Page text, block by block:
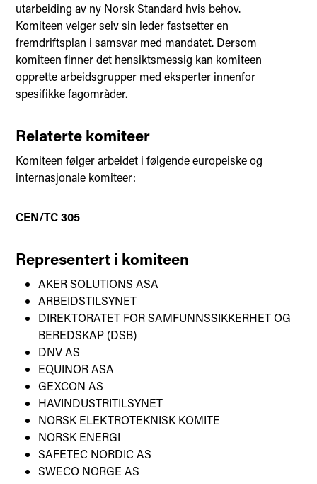
utarbeiding av ny Norsk Standard hvis behov.
Komiteen velger selv sin leder fastsetter en
fremdriftsplan i samsvar med mandatet. Dersom
komiteen finner det hensiktsmessig kan komiteen
opprette arbeidsgrupper med eksperter innenfor
spesifikke fagområder.
Relaterte komiteer
Komiteen følger arbeidet i følgende europeiske og
internasjonale komiteer:
CEN/TC 305
Representert i komiteen
AKER SOLUTIONS ASA
ARBEIDSTILSYNET
DIREKTORATET FOR SAMFUNNSSIKKERHET OG
BEREDSKAP (DSB)
DNV AS
EQUINOR ASA
GEXCON AS
HAVINDUSTRITILSYNET
NORSK ELEKTROTEKNISK KOMITE
NORSK ENERGI
SAFETEC NORDIC AS
SWECO NORGE AS